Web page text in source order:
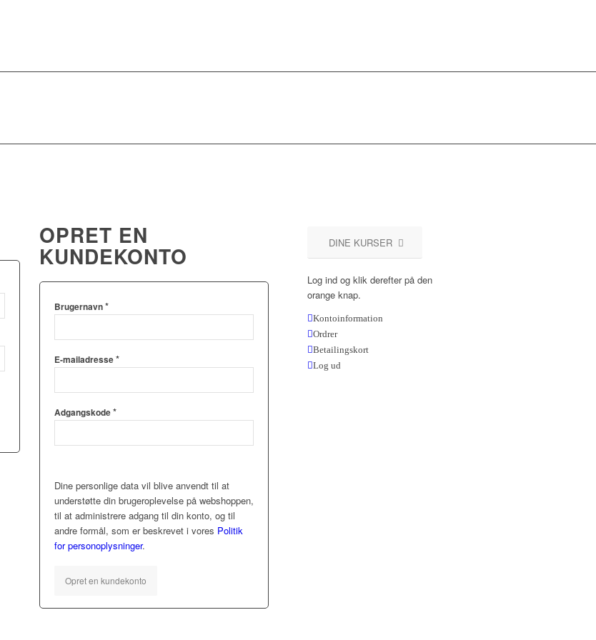
OPRET EN
KUNDEKONTO
Brugernavn*
E-mailadresse*
Adgangskode*
Dine personlige data vil blive anvendt til at
understøtte din brugeroplevelse på webshoppen,
til at administrere adgang til din konto, og til
andre formål, som er beskrevet i vores Politik
for personoplysninger.
Opret en kundekonto
DINE KURSER
Log ind og klik derefter på den
orange knap.
Kontoinformation
Ordrer
Betailingskort
Log ud